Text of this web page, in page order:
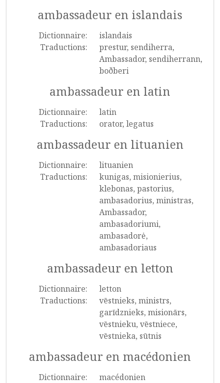
ambassadeur en islandais
Dictionnaire:
islandais
Traductions:
prestur, sendiherra,
Ambassador, sendiherrann,
boðberi
ambassadeur en latin
Dictionnaire:
latin
Traductions:
orator, legatus
ambassadeur en lituanien
Dictionnaire:
lituanien
Traductions:
kunigas, misionierius,
klebonas, pastorius,
ambasadorius, ministras,
Ambassador,
ambasadoriumi,
ambasadorė,
ambasadoriaus
ambassadeur en letton
Dictionnaire:
letton
Traductions:
vēstnieks, ministrs,
garīdznieks, misionārs,
vēstnieku, vēstniece,
vēstnieka, sūtnis
ambassadeur en macédonien
Dictionnaire:
macédonien